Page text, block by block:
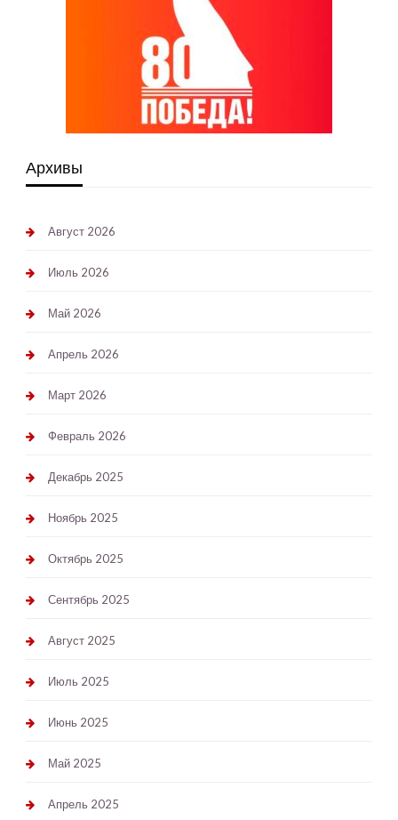
Архивы
Август 2026
Июль 2026
Май 2026
Апрель 2026
Март 2026
Февраль 2026
Декабрь 2025
Ноябрь 2025
Октябрь 2025
Сентябрь 2025
Август 2025
Июль 2025
Июнь 2025
Май 2025
Апрель 2025